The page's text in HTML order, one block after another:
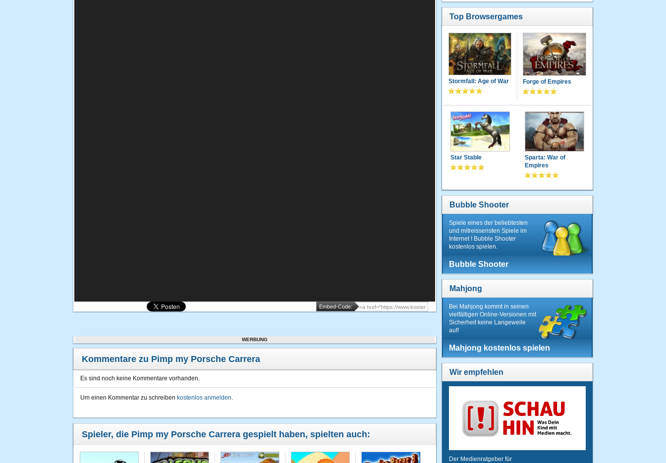
Embed-Code:
WERBUNG
Kommentare zu Pimp my Porsche Carrera
Es sind noch keine Kommentare vorhanden.
Um einen Kommentar zu schreiben kostenlos anmelden.
Spieler, die Pimp my Porsche Carrera gespielt haben, spielten auch:
Top Browsergames
Stormfall: Age of War Forge of Empires
Star Stable
Sparta: War of
Empires
Bubble Shooter
Spiele eines der beliebtesten
und mitreissensten Spiele im
Internet ! Bubble Shooter
kostenlos spielen.
Bubble Shooter
Mahjong
Bei Mahjong kommt in seinen
vielfältigen Online-Versionen mit
Sicherheit keine Langeweile
auf!
Mahjong kostenlos spielen
Wir empfehlen
Der Medienratgeber für